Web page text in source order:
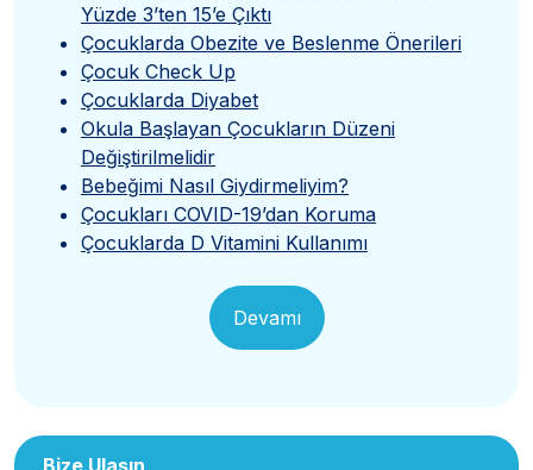
Yüzde 3’ten 15’e Çıktı
Çocuklarda Obezite ve Beslenme Önerileri
Çocuk Check Up
Çocuklarda Diyabet
Okula Başlayan Çocukların Düzeni
Değiştirilmelidir
Bebeğimi Nasıl Giydirmeliyim?
Çocukları COVID-19’dan Koruma
Çocuklarda D Vitamini Kullanımı
Devamı